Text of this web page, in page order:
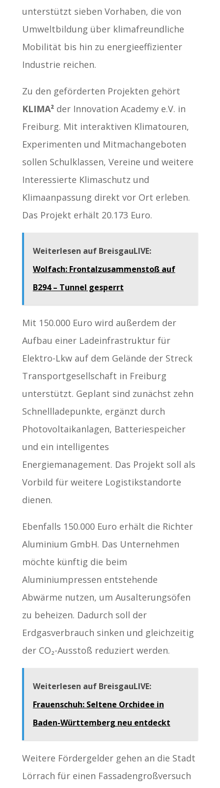
unterstützt sieben Vorhaben, die von
Umweltbildung über klimafreundliche
Mobilität bis hin zu energieeffizienter
Industrie reichen.
Zu den geförderten Projekten gehört
KLIMA²der Innovation Academy e.V. in
Freiburg. Mit interaktiven Klimatouren,
Experimenten und Mitmachangeboten
sollen Schulklassen, Vereine und weitere
Interessierte Klimaschutz und
Klimaanpassung direkt vor Ort erleben.
Das Projekt erhält 20.173 Euro.
Weiterlesen auf BreisgauLIVE:
Wolfach: Frontalzusammenstoß auf
B294 – Tunnel gesperrt
Mit 150.000 Euro wird außerdem der
Aufbau einer Ladeinfrastruktur für
Elektro-Lkw auf dem Gelände der Streck
Transportgesellschaft in Freiburg
unterstützt. Geplant sind zunächst zehn
Schnellladepunkte, ergänzt durch
Photovoltaikanlagen, Batteriespeicher
und ein intelligentes
Energiemanagement. Das Projekt soll als
Vorbild für weitere Logistikstandorte
dienen.
Ebenfalls 150.000 Euro erhält die Richter
Aluminium GmbH. Das Unternehmen
möchte künftig die beim
Aluminiumpressen entstehende
Abwärme nutzen, um Ausalterungsöfen
zu beheizen. Dadurch soll der
Erdgasverbrauch sinken und gleichzeitig
der CO₂-Ausstoß reduziert werden.
Weiterlesen auf BreisgauLIVE:
Frauenschuh: Seltene Orchidee in
Baden-Württemberg neu entdeckt
Weitere Fördergelder gehen an die Stadt
Lörrach für einen Fassadengroßversuch